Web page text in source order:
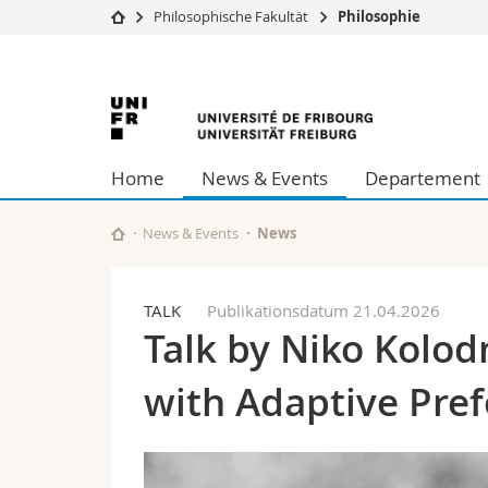
Studium
Campus
Universität
Weiterbildung
Theologische
Philosophische
Fak. für
Philosophische Fakultät Philosophie
Universität
Freiburg
Home News & Events Departement
News & Events News
TALK Publikationsdatum 21.04.2026
Talk by Niko
with Adaptive